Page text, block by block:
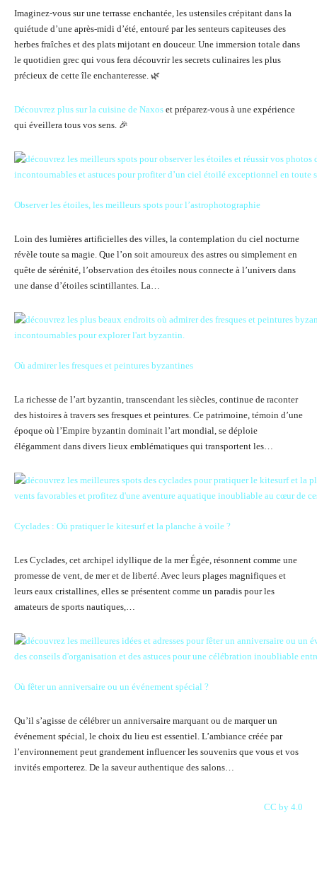
Imaginez-vous sur une terrasse enchantée, les ustensiles crépitant dans la
quiétude d’une après-midi d’été, entouré par les senteurs capiteuses des
herbes fraîches et des plats mijotant en douceur. Une immersion totale dans
le quotidien grec qui vous fera découvrir les secrets culinaires les plus
précieux de cette île enchanteresse. 🌿
Découvrez plus sur la cuisine de Naxos et préparez-vous à une expérience
qui éveillera tous vos sens. 🎉
Observer les étoiles, les meilleurs spots pour l’astrophotographie
Loin des lumières artificielles des villes, la contemplation du ciel nocturne
révèle toute sa magie. Que l’on soit amoureux des astres ou simplement en
quête de sérénité, l’observation des étoiles nous connecte à l’univers dans
une danse d’étoiles scintillantes. La…
Où admirer les fresques et peintures byzantines
La richesse de l’art byzantin, transcendant les siècles, continue de raconter
des histoires à travers ses fresques et peintures. Ce patrimoine, témoin d’une
époque où l’Empire byzantin dominait l’art mondial, se déploie
élégamment dans divers lieux emblématiques qui transportent les…
Cyclades : Où pratiquer le kitesurf et la planche à voile ?
Les Cyclades, cet archipel idyllique de la mer Égée, résonnent comme une
promesse de vent, de mer et de liberté. Avec leurs plages magnifiques et
leurs eaux cristallines, elles se présentent comme un paradis pour les
amateurs de sports nautiques,…
Où fêter un anniversaire ou un événement spécial ?
Qu’il s’agisse de célébrer un anniversaire marquant ou de marquer un
événement spécial, le choix du lieu est essentiel. L’ambiance créée par
l’environnement peut grandement influencer les souvenirs que vous et vos
invités emporterez. De la saveur authentique des salons…
CC by 4.0